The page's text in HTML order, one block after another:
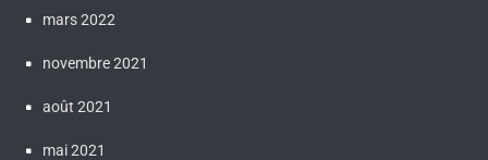
mars 2022
novembre 2021
août 2021
mai 2021